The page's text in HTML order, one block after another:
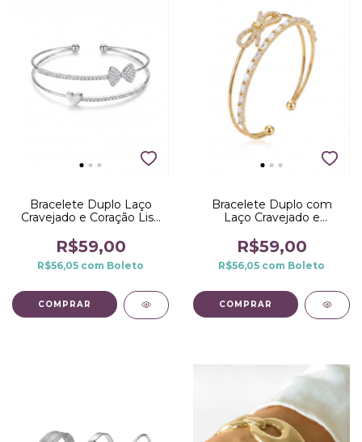
Bracelete Duplo Laço
Cravejado e Coração Liso
R$59,00
R$56,05 com Boleto
Bracelete Duplo com
Laço Cravejado e
R$59,00
R$56,05 com Boleto